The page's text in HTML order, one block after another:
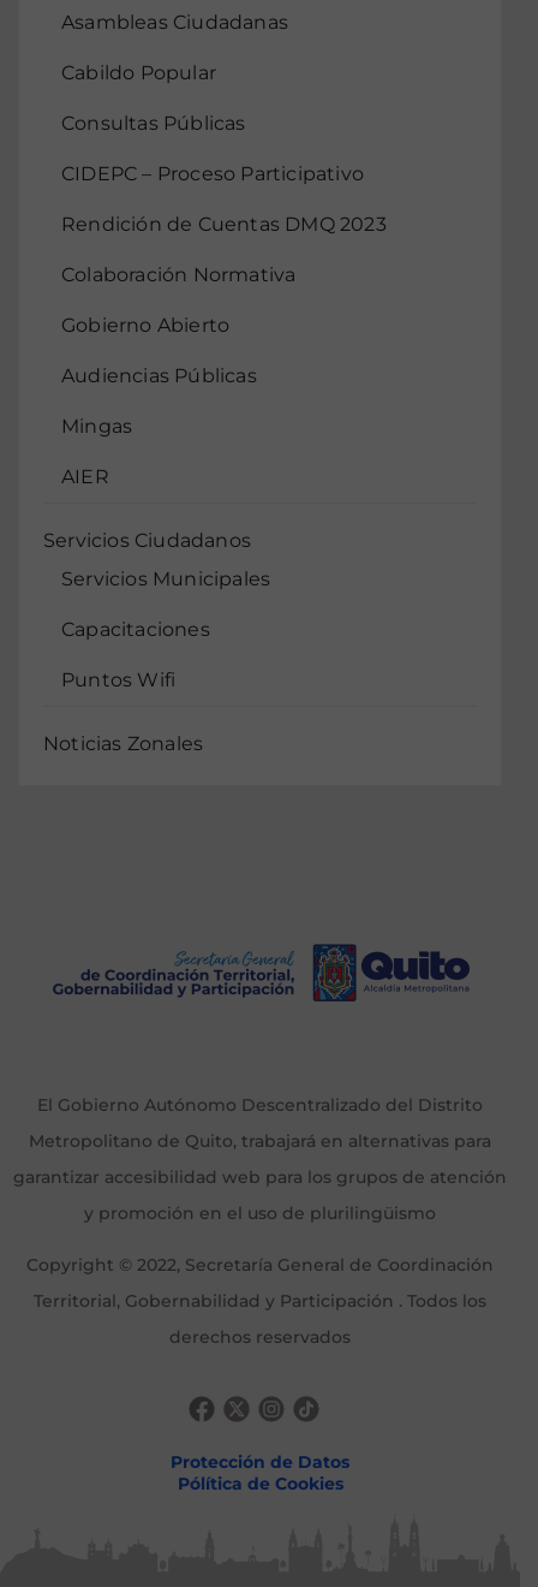
Asambleas Ciudadanas
Cabildo Popular
Consultas Públicas
CIDEPC – Proceso Participativo
Rendición de Cuentas DMQ 2023
Colaboración Normativa
Gobierno Abierto
Audiencias Públicas
Mingas
AIER
Servicios Ciudadanos
Servicios Municipales
Capacitaciones
Puntos Wifi
Noticias Zonales
El Gobierno Autónomo Descentralizado del Distrito
Metropolitano de Quito, trabajará en alternativas para
garantizar accesibilidad web para los grupos de atención
y promoción en el uso de plurilingüismo
Copyright © 2022, Secretaría General de Coordinación
Territorial, Gobernabilidad y Participación . Todos los
derechos reservados
Protección de Datos
Pólítica de Cookies